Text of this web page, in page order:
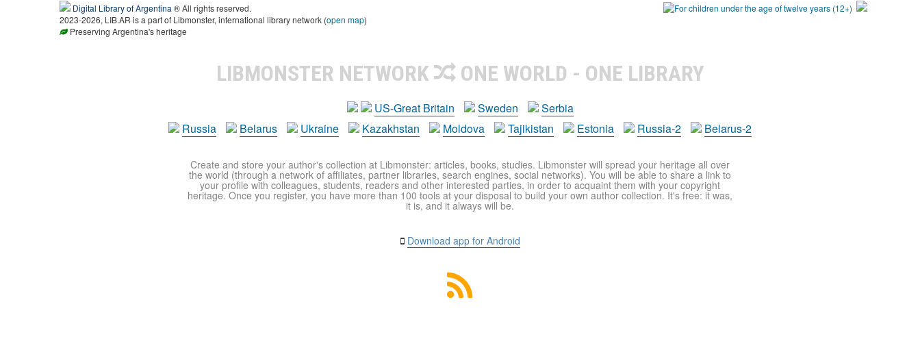
Digital Library of Argentina ® All rights reserved.
2023-2026, LIB.AR is a part of Libmonster, international library network (open map)
Preserving Argentina's heritage
LIBMONSTER NETWORK ONE WORLD - ONE LIBRARY
US-Great Britain Sweden
Serbia
Russia
Belarus Ukraine Kazakhstan Moldova Tajikistan Estonia Russia-2 Belarus-2
Create and store your author's collection at Libmonster: articles, books, studies. Libmonster will spread your heritage all over
the world (through a network of affiliates, partner libraries, search engines, social networks). You will be able to share a link to
your profile with colleagues, students, readers and other interested parties, in order to acquaint them with your copyright
heritage. Once you register, you have more than 100 tools at your disposal to build your own author collection. It's free: it was,
it is, and it always will be.
Download app for Android